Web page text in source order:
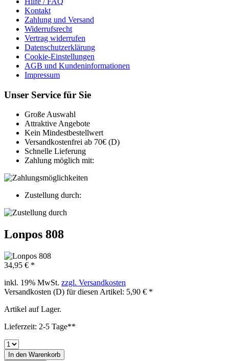
Kontakt
Zahlung und Versand
Widerrufsrecht
Vertrag widerrufen
Datenschutzerklärung
Cookie-Einstellungen
AGB und Kundeninformationen
Impressum
Unser Service für Sie
Große Auswahl
Attraktive Angebote
Kein Mindestbestellwert
Versandkostenfrei ab 70€ (D)
Schnelle Lieferung
Zahlung möglich mit:
Zustellung durch:
Lonpos 808
34,95 € *
inkl. 19% MwSt. zzgl. Versandkosten
Versandkosten (D) für diesen Artikel: 5,90 € *
Artikel auf Lager.
Lieferzeit: 2-5 Tage**
In den Warenkorb